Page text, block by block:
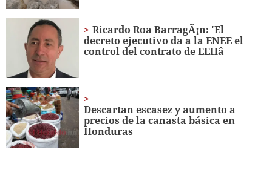
Ricardo Roa BarragÃ¡n: 'El
decreto ejecutivo da a la ENEE el
control del contrato de EEHâ
Descartan escasez y aumento a
precios de la canasta básica en
Honduras